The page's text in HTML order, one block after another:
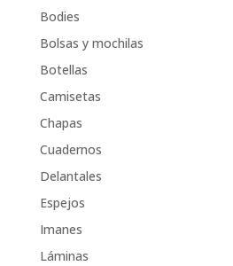
Bodies
Bolsas y mochilas
Botellas
Camisetas
Chapas
Cuadernos
Delantales
Espejos
Imanes
Láminas